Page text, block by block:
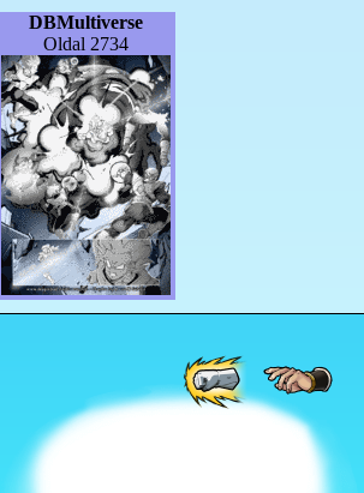
DBMultiverse
Oldal 2734